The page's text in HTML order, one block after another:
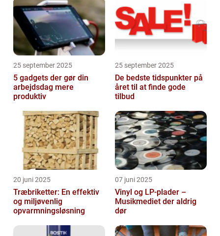
25 september 2025
5 gadgets der gør din
arbejdsdag mere
produktiv
25 september 2025
De bedste tidspunkter på
året til at finde gode
tilbud
20 juni 2025
Træbriketter: En effektiv
og miljøvenlig
opvarmningsløsning
07 juni 2025
Vinyl og LP-plader –
Musikmediet der aldrig
dør